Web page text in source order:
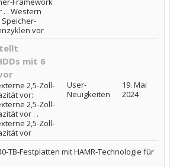
. Western
vor
mit 6
2,5-Zoll-
vor:
2,5-Zoll-
vor . .
2,5-Zoll-
vor
User-
Neuigkeiten
19. Mai
2024
TB-Festplatten mit HAMR-Technologie für